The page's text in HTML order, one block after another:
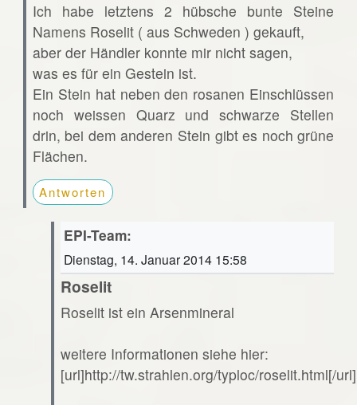
Ich habe letztens 2 hübsche bunte Steine
Namens Roselit ( aus Schweden ) gekauft,
aber der Händler konnte mir nicht sagen,
was es für ein Gestein ist.
Ein Stein hat neben den rosanen Einschlüssen
noch weissen Quarz und schwarze Stellen
drin, bei dem anderen Stein gibt es noch grüne
Flächen.
Antworten
EPI-Team:
Dienstag, 14. Januar 2014 15:58
Roselit
Roselit ist ein Arsenmineral
weitere Informationen siehe hier:
[url]http://tw.strahlen.org/typloc/roselit.html[/url]